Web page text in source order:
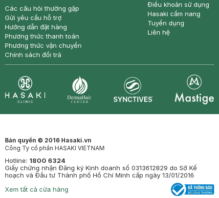
Các câu hỏi thường gặp
Gửi yêu cầu hỗ trợ
Hướng dẫn đặt hàng
Phương thức thanh toán
Phương thức vận chuyển
Chính sách đổi trả
Điều khoản sử dụng
Hasaki cẩm nang
Tuyển dụng
Liên hệ
Bản quyền © 2016 Hasaki.vn
Công Ty cổ phần HASAKI VIETNAM
Hotline: 1800 6324
Giấy chứng nhận Đăng ký Kinh doanh số 0313612829 do Sở Kế
hoạch và Đầu tư Thành phố Hồ Chí Minh cấp ngày 13/01/2016
Xem tất cả cửa hàng